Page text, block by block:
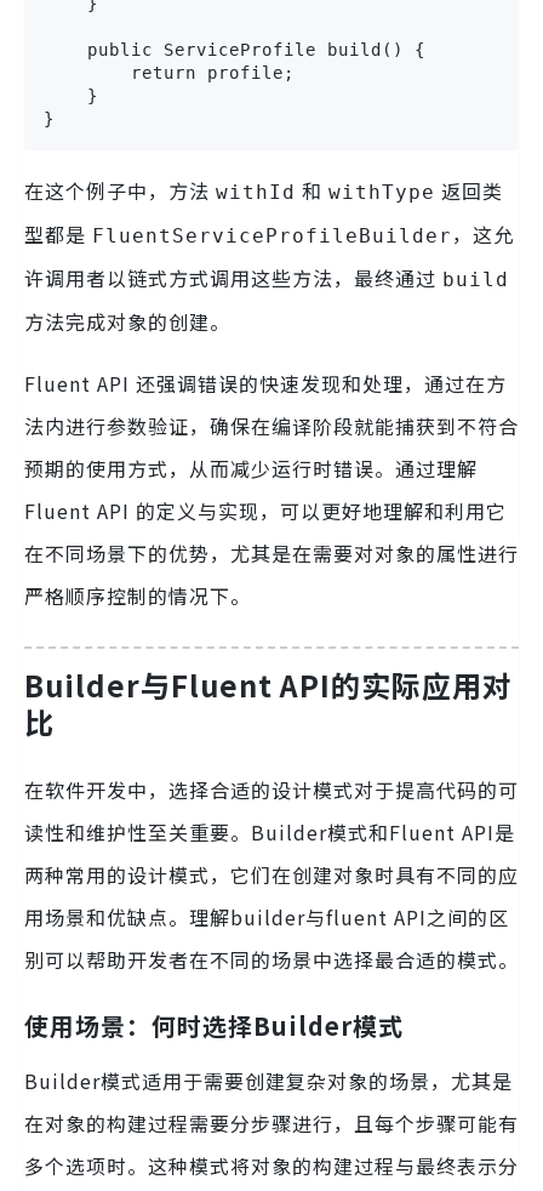
    }
    public ServiceProfile build() {
        return profile;
    }
}
在这个例子中，方法 withId 和 withType 返回类
型都是 FluentServiceProfileBuilder ，这允
许调用者以链式方式调用这些方法，最终通过 build
方法完成对象的创建。
Fluent API 还强调错误的快速发现和处理，通过在方
法内进行参数验证，确保在编译阶段就能捕获到不符合
预期的使用方式，从而减少运行时错误。通过理解
Fluent API 的定义与实现，可以更好地理解和利用它
在不同场景下的优势，尤其是在需要对对象的属性进行
严格顺序控制的情况下。
Builder与Fluent API的实际应用对
比
在软件开发中，选择合适的设计模式对于提高代码的可
读性和维护性至关重要。Builder模式和Fluent API是
两种常用的设计模式，它们在创建对象时具有不同的应
用场景和优缺点。理解builder与fluent API之间的区
别可以帮助开发者在不同的场景中选择最合适的模式。
使用场景：何时选择Builder模式
Builder模式适用于需要创建复杂对象的场景，尤其是
在对象的构建过程需要分步骤进行，且每个步骤可能有
多个选项时。这种模式将对象的构建过程与最终表示分